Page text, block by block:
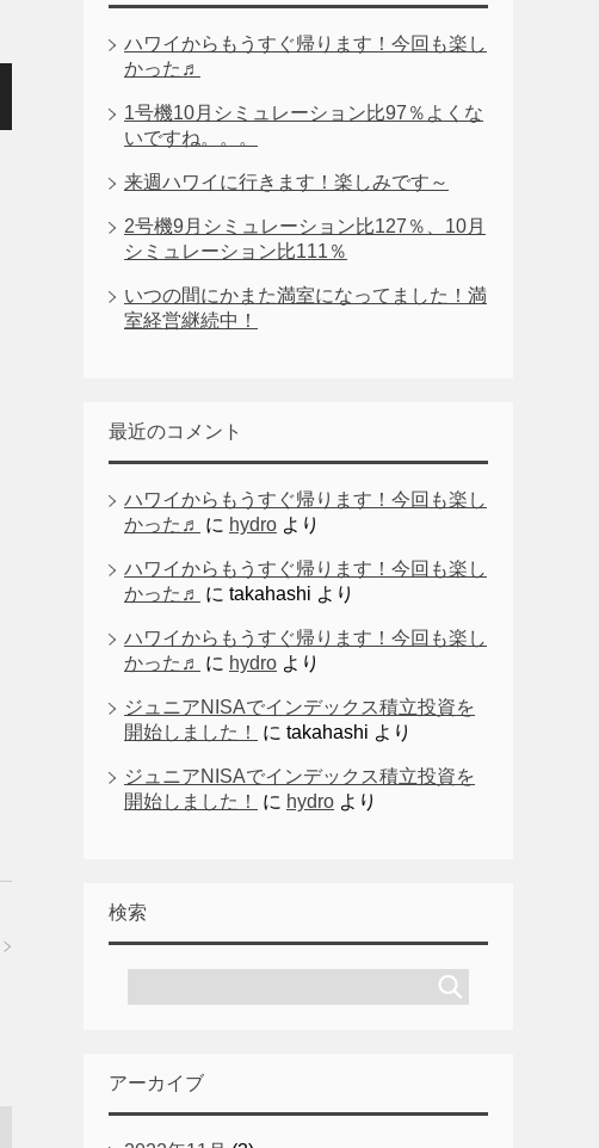
ハワイからもうすぐ帰ります！今回も楽し
かった♬
1号機10月シミュレーション比97％よくな
いですね。。。
来週ハワイに行きます！楽しみです～
2号機9月シミュレーション比127％、10月
シミュレーション比111％
いつの間にかまた満室になってました！満
室経営継続中！
最近のコメント
ハワイからもうすぐ帰ります！今回も楽し
かった♬
に hydro より
ハワイからもうすぐ帰ります！今回も楽し
かった♬
に takahashi より
ハワイからもうすぐ帰ります！今回も楽し
かった♬
に hydro より
ジュニアNISAでインデックス積立投資を
開始しました！
に takahashi より
ジュニアNISAでインデックス積立投資を
開始しました！
に hydro より
検索
アーカイブ